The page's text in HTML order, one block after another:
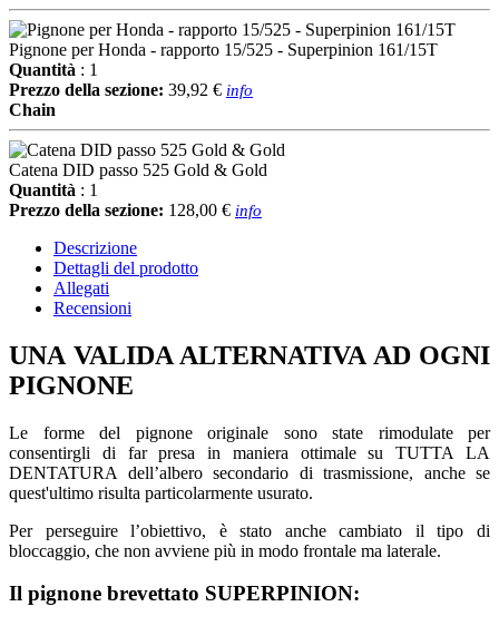
Pignone per Honda - rapporto 15/525 - Superpinion 161/15T
Quantità : 1
Prezzo della sezione: 39,92 € info
Chain
Catena DID passo 525 Gold & Gold
Quantità : 1
Prezzo della sezione: 128,00 € info
Descrizione
Dettagli del prodotto
Allegati
Recensioni
UNA VALIDA ALTERNATIVA AD OGNI
PIGNONE
Le forme del pignone originale sono state rimodulate per
consentirgli di far presa in maniera ottimale su TUTTA LA
DENTATURA dell’albero secondario di trasmissione, anche se
quest'ultimo risulta particolarmente usurato.
Per perseguire l’obiettivo, è stato anche cambiato il tipo di
bloccaggio, che non avviene più in modo frontale ma laterale.
Il pignone brevettato SUPERPINION: